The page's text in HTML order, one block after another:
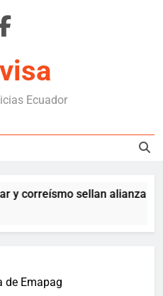
Ecuador
y correísmo sellan alianza
de Emapag